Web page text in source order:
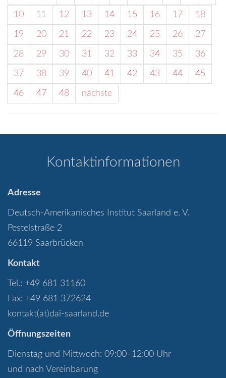
10 11 12 13 14 15 16 17 18
19 20 21 22 23 24 25 26 27
28 29 30 31 32 33 34 35 36
37 38 39 40 41 42 43 44 45
46 47 48 nächste
Kontaktinformationen
Adresse
Deutsch-Amerikanisches Institut Saarland e. V.
Pestelstraße 2
66119 Saarbrücken
Kontakt
Tel.: +49 681 31160
Fax: +49 681 372624
kontakt(at)dai-saarland.de
Öffnungszeiten
Dienstag und Mittwoch: 09:00–12:00 Uhr
und nach Vereinbarung